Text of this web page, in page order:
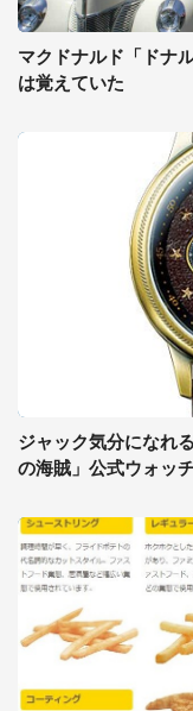
マクドナルド「ドナ
は覚えていた
ジャック気分になれ
の海賊」公式ウォッ